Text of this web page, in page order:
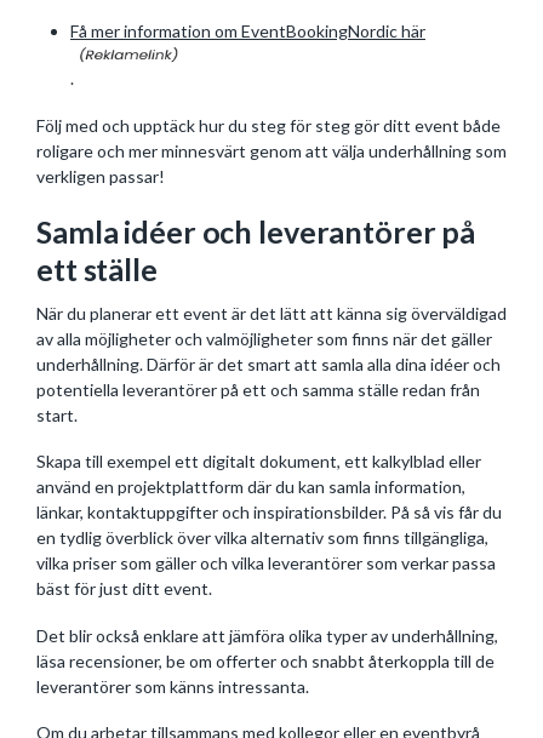
Få mer information om EventBookingNordic här
.
Följ med och upptäck hur du steg för steg gör ditt event både
roligare och mer minnesvärt genom att välja underhållning som
verkligen passar!
Samla idéer och leverantörer på
ett ställe
När du planerar ett event är det lätt att känna sig överväldigad
av alla möjligheter och valmöjligheter som finns när det gäller
underhållning. Därför är det smart att samla alla dina idéer och
potentiella leverantörer på ett och samma ställe redan från
start.
Skapa till exempel ett digitalt dokument, ett kalkylblad eller
använd en projektplattform där du kan samla information,
länkar, kontaktuppgifter och inspirationsbilder. På så vis får du
en tydlig överblick över vilka alternativ som finns tillgängliga,
vilka priser som gäller och vilka leverantörer som verkar passa
bäst för just ditt event.
Det blir också enklare att jämföra olika typer av underhållning,
läsa recensioner, be om offerter och snabbt återkoppla till de
leverantörer som känns intressanta.
Om du arbetar tillsammans med kollegor eller en eventbyrå